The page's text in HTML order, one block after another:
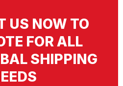
US NOW TO
FOR ALL
SHIPPING